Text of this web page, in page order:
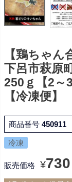
【鶏ちゃん
下呂市萩原
250ｇ【2～3
【冷凍便】
商品番号 450911
冷凍
販売価格 ¥730